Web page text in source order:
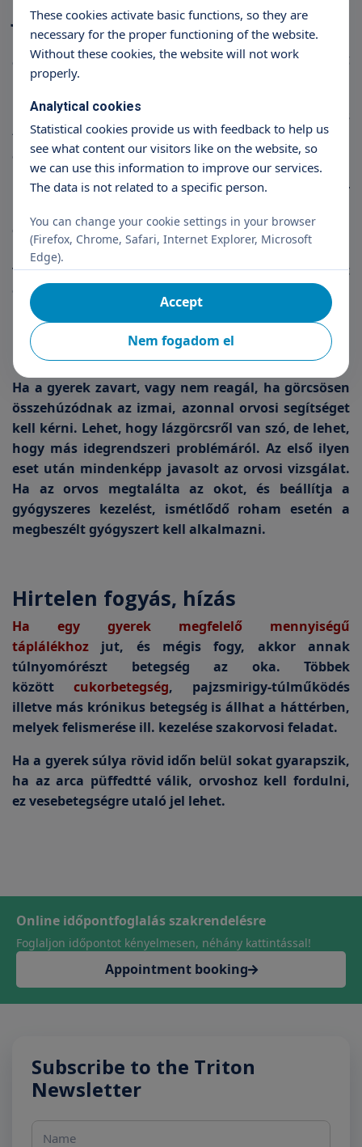
jelenségek
Ha a baba, kisgyerek bőre elkékül, szürkül, azonnali
orvosi segítségre van szükség. Ez a szív vagy a tüdő
betegségére utaló jel lehet!
Ha sápadtságot, kékes foltokat, vagy piros
tűszúrásnyikiütéseketlátunk a testén, szintén
orvoshoz kell fordulni.
Rovarcsípés, új étel vagy esetleg új gyógyszer
csalánkiütések jelentkeznek, esetleg elsápad,
nehezen kap levegőt, verejtékezik, gyengévé válik,
vagy akár el is ájul, ez allergiás sokkra utal, melyet
orvosnak kell ellátnia.
Görcs, tudatzavar
Ha a gyerek zavart, vagy nem reagál, ha görcsösen
összehúzódnak az izmai, azonnal orvosi segítséget
kell kérni. Lehet, hogy lázgörcsről van szó, de lehet,
hogy más idegrendszeri problémáról. Az első ilyen
eset után mindenképp javasolt az orvosi vizsgálat.
Ha az orvos megtalálta az okot, és beállítja a
gyógyszeres kezelést, ismétlődő roham esetén a
megbeszélt gyógyszert kell alkalmazni.
Hirtelen fogyás, hízás
Ha egy gyerek megfelelő mennyiségű
táplálékhoz jut, és mégis fogy, akkor annak
túlnyomórészt betegség az oka. Többek
között cukorbetegség, pajzsmirigy-túlműködés
illetve más krónikus betegség is állhat a háttérben,
melyek felismerése ill. kezelése szakorvosi feladat.
Ha a gyerek súlya rövid időn belül sokat gyarapszik,
ha az arca püffedtté válik, orvoshoz kell fordulni,
ez vesebetegségre utaló jel lehet.
Online időpontfoglalás szakrendelésre
Foglaljon időpontot kényelmesen, néhány kattintással!
Appointment booking
Subscribe to the Triton
Newsletter
Name
E-mail address
These cookies activate basic functions, so they are
necessary for the proper functioning of the website.
Without these cookies, the website will not work
properly.
Analytical cookies
Statistical cookies provide us with feedback to help us
see what content our visitors like on the website, so
we can use this information to improve our services.
The data is not related to a specific person.
You can change your cookie settings in your browser
(Firefox, Chrome, Safari, Internet Explorer, Microsoft
Edge).
Nem fogadom el
Accept